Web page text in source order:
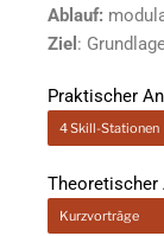
Ablauf:
Ziel :
Praktischer
4 Skill-Stationen
Theoretischer
Kurzvorträge